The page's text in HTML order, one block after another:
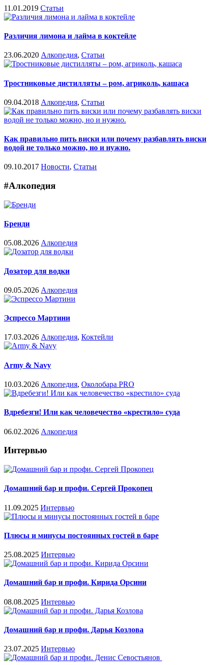
11.01.2019 Статьи
Различия лимона и лайма в коктейле
23.06.2020 Алкопедия, Статьи
Тростниковые дистилляты – ром, агриколь, кашаса
09.04.2018 Алкопедия, Статьи
Как правильно пить виски или почему разбавлять виски
водой не только можно, но и нужно.
09.10.2017 Новости, Статьи
#Алкопедия
Бренди
05.08.2026 Алкопедия
Дозатор для водки
09.05.2026 Алкопедия
Эспрессо Мартини
17.03.2026 Алкопедия, Коктейли
Army & Navy
10.03.2026 Алкопедия, Околобара PRO
Вдребезги! Или как человечество «крестило» суда
06.02.2026 Алкопедия
Интервью
Домашний бар и профи. Сергей Прокопец
11.09.2025 Интервью
Плюсы и минусы постоянных гостей в баре
25.08.2025 Интервью
Домашний бар и профи. Кирида Орсини
08.08.2025 Интервью
Домашний бар и профи. Дарья Козлова
23.07.2025 Интервью